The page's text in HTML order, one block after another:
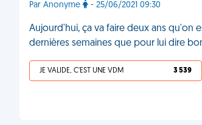
Par Anonyme - 25/06/2021 09:30
Aujourd'hui, ça va faire deux ans qu'on
dernières semaines que pour lui dire
JE VALIDE, C'EST UNE VDM 3 539